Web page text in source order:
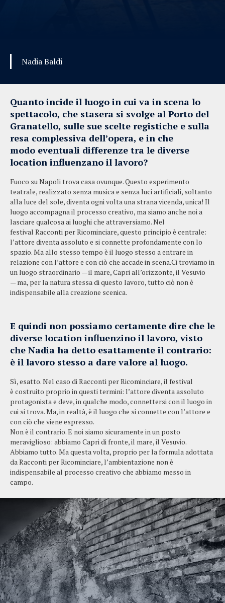
Nadia Baldi
Quanto incide il luogo in cui va in scena lo
spettacolo, che stasera si svolge al Porto del
Granatello, sulle sue scelte registiche e sulla
resa complessiva dell’opera, e in che
modo eventuali differenze tra le diverse
location influenzano il lavoro?
Fuoco su Napoli trova casa ovunque. Questo esperimento
teatrale, realizzato senza musica e senza luci artificiali, soltanto
alla luce del sole, diventa ogni volta una strana vicenda, unica! Il
luogo accompagna il processo creativo, ma siamo anche noi a
lasciare qualcosa ai luoghi che attraversiamo. Nel
festival Racconti per Ricominciare, questo principio è centrale:
l’attore diventa assoluto e si connette profondamente con lo
spazio. Ma allo stesso tempo è il luogo stesso a entrare in
relazione con l’attore e con ciò che accade in scena.Ci troviamo in
un luogo straordinario — il mare, Capri all’orizzonte, il Vesuvio
— ma, per la natura stessa di questo lavoro, tutto ciò non è
indispensabile alla creazione scenica.
E quindi non possiamo certamente dire che le
diverse location influenzino il lavoro, visto
che Nadia ha detto esattamente il contrario:
è il lavoro stesso a dare valore al luogo.
Sì, esatto. Nel caso di Racconti per Ricominciare, il festival
è costruito proprio in questi termini: l’attore diventa assoluto
protagonista e deve, in qualche modo, connettersi con il luogo in
cui si trova. Ma, in realtà, è il luogo che si connette con l’attore e
con ciò che viene espresso.
Non è il contrario. E noi siamo sicuramente in un posto
meraviglioso: abbiamo Capri di fronte, il mare, il Vesuvio.
Abbiamo tutto. Ma questa volta, proprio per la formula adottata
da Racconti per Ricominciare, l’ambientazione non è
indispensabile al processo creativo che abbiamo messo in
campo.